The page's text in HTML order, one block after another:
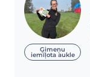
Ģimeņu
iemīļota aukle